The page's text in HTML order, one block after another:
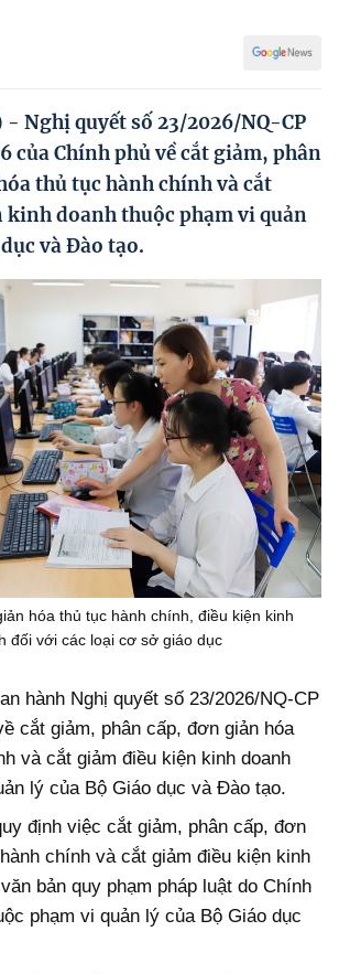
tộc
Nghị quyết số 23/2026/NQ-CP
của Chính phủ về cắt giảm, phân
thủ tục hành chính và cắt
kinh doanh thuộc phạm vi quản
và Đào tạo.
hóa thủ tục hành chính, điều kiện kinh
đối với các loại cơ sở giáo dục
hành Nghị quyết số 23/2026/NQ-CP
cắt giảm, phân cấp, đơn giản hóa
và cắt giảm điều kiện kinh doanh
lý của Bộ Giáo dục và Đào tạo.
định việc cắt giảm, phân cấp, đơn
chính và cắt giảm điều kiện kinh
bản quy phạm pháp luật do Chính
phạm vi quản lý của Bộ Giáo dục